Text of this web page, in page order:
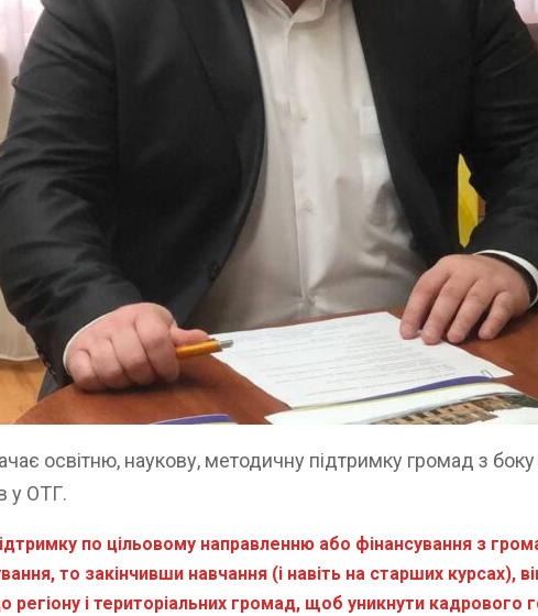
освітню, наукову, методичну підтримку громад з
у ОТГ.
по цільовому направленню або фінансування з
то закінчивши навчання (і навіть на старших
регіону і територіальних громад, щоб уникнути кадрового